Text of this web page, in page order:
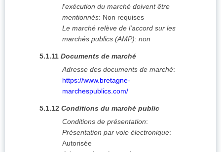
l'exécution du marché doivent être
mentionnés: Non requises
Le marché relève de l'accord sur les
marchés publics (AMP): non
5.1.11 Documents de marché
Adresse des documents de marché:
https://www.bretagne-
marchespublics.com/
5.1.12 Conditions du marché public
Conditions de présentation:
Présentation par voie électronique:
Autorisée